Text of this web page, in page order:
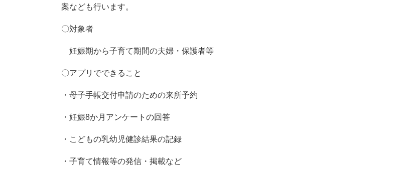
案なども行います。
〇対象者
妊娠期から子育て期間の夫婦・保護者等
〇アプリでできること
・母子手帳交付申請のための来所予約
・妊娠8か月アンケートの回答
・こどもの乳幼児健診結果の記録
・子育て情報等の発信・掲載など